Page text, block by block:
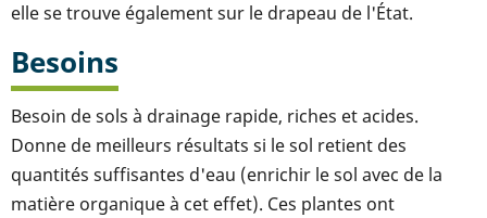
elle se trouve également sur ​​le drapeau de l'État.
Besoins
Besoin de sols à drainage rapide, riches et acides.
Donne de meilleurs résultats si le sol retient des
quantités suffisantes d'eau (enrichir le sol avec de la
matière organique à cet effet). Ces plantes ont